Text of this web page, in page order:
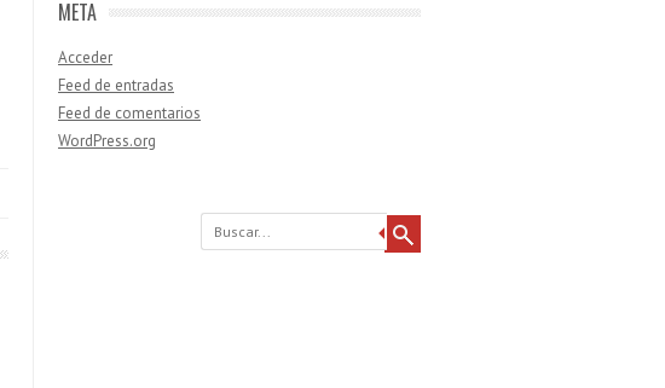
META
Acceder
Feed de entradas
Feed de comentarios
WordPress.org